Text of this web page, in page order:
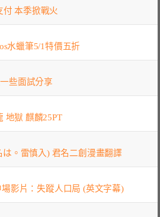
付 本季掀戰火
水蠟筆5/1特價五折
些面試分享
地獄 麒麟25PT
は。雷慎入) 君名二創漫畫翻譯
影片：失蹤人口局 (英文字幕)